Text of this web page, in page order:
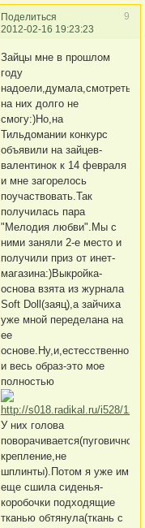
Поделиться
9
2012-02-16 19:23:23
Зайцы мне в прошлом
году
надоели,думала,смотреть
на них долго не
смогу:)Но,на
Тильдомании конкурс
объявили на зайцев-
валентинок к 14 февраля
и мне загорелось
поучаствовать.Так
получилась пара
"Мелодия любви".Мы с
ними заняли 2-е место и
получили приз от инет-
магазина:)Выкройка-
основа взята из журнала
Soft Doll(заяц),а зайчиха
уже мной переделана на
ее
и весь образ-это мое
полностью
У них голова
поворачивается(пуговичное
крепление,не
шплинты).Потом я уже им
еще сшила сиденья-
коробочки подходящие
тканью обтянула(ткань с